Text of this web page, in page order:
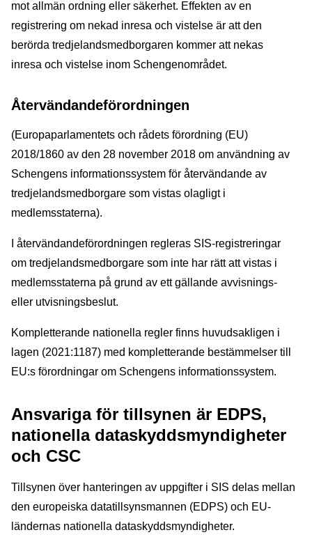
mot allmän ordning eller säkerhet. Effekten av en
registrering om nekad inresa och vistelse är att den
berörda tredjelandsmedborgaren kommer att nekas
inresa och vistelse inom Schengenområdet.
Återvändandeförordningen
(Europaparlamentets och rådets förordning (EU)
2018/1860 av den 28 november 2018 om användning av
Schengens informationssystem för återvändande av
tredjelandsmedborgare som vistas olagligt i
medlemsstaterna).
I återvändandeförordningen regleras SIS-registreringar
om tredjelandsmedborgare som inte har rätt att vistas i
medlemsstaterna på grund av ett gällande avvisnings-
eller utvisningsbeslut.
Kompletterande nationella regler finns huvudsakligen i
lagen (2021:1187) med kompletterande bestämmelser till
EU:s förordningar om Schengens informationssystem.
Ansvariga för tillsynen är EDPS,
nationella dataskyddsmyndigheter
och CSC
Tillsynen över hanteringen av uppgifter i SIS delas mellan
den europeiska datatillsynsmannen (EDPS) och EU-
ländernas nationella dataskyddsmyndigheter.